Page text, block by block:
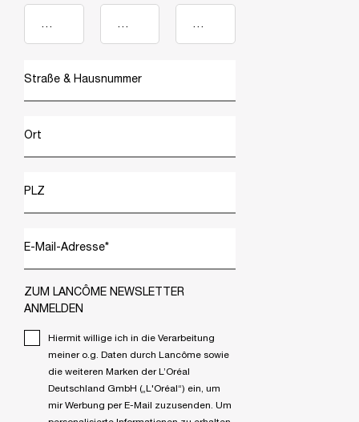
Straße & Hausnummer
Ort
PLZ
E-Mail-Adresse*
ZUM LANCÔME NEWSLETTER
ANMELDEN
Hiermit willige ich in die Verarbeitung
meiner o.g. Daten durch Lancôme sowie
die weiteren Marken der L’Oréal
Deutschland GmbH („L'Oréal“) ein, um
mir Werbung per E-Mail zuzusenden. Um